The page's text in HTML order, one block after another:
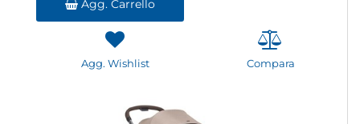
Agg. Carrello
Agg. Wishlist Compara